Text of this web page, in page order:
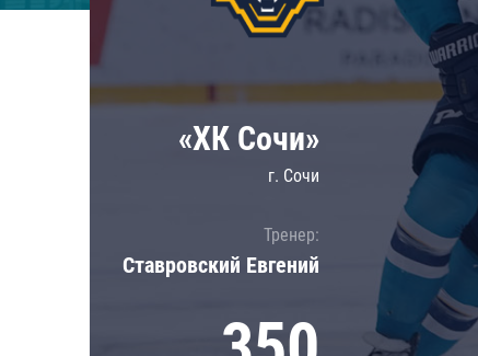
Локомотив
ЦСКА
Шанхайские Драконы
«ХК Сочи»
г. Сочи
Тренер:
Ставровский Евгений